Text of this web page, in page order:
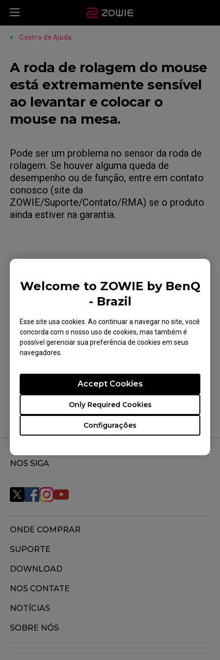
Welcome to ZOWIE by BenQ
- Brazil
Esse site usa cookies. Ao continuar a navegar no site, você
concorda com o nosso uso de cookies, mas também é
possível gerenciar sua preferência de cookies em seus
navegadores.
Configurações
Only Required Cookies
Accept Cookies
Centro de Ajuda
A roda de rolagem do mouse
está extremamente sensível
ao levantar e colocar o
mouse na mesa.
Pode ser um problema no sensor da roda de
rolagem. Se houver alguma queda de
desempenho ou de função, entre em contato
conosco (site da
ZOWIE/Suporte/Contato/RMA) se o produto
ainda estiver na garantia.
Modelos aplicáveis
EC1-DW (L), EC2-DW (M), EC3-DW (S), FK2-DW
(M), U2 (M), ZA12-C (M)
Sim Não
NOS SIGA
ONDE COMPRAR
SUPORTE
DOWNLOAD
NOS CONTATE
NOTÍCIAS
SOBRE NÓS